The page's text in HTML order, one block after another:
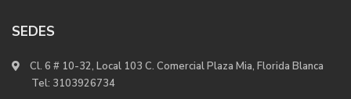
SEDES
Cl. 6 # 10-32, Local 103 C. Comercial Plaza Mia, Florida Blanca
Tel: 3103926734